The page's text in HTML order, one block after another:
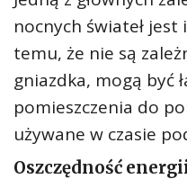
nocnych świateł jest
temu, że nie są
gniazdka, mogą być
pomieszczenia do
używane w czasie
Oszczędność